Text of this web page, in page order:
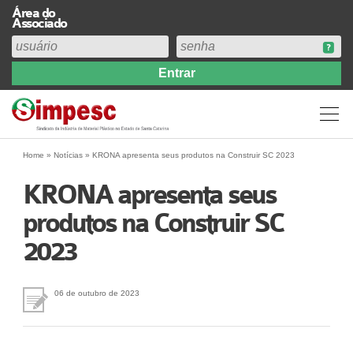
Área do
Associado
Institucional
Perfil
Diretoria
Abrangência
Contribuição Sindical 2026
Acervo
Central de Comunicação
Links
Home » Notícias » KRONA apresenta seus produtos na Construir SC 2023
KRONA apresenta seus
produtos na Construir SC
2023
06 de outubro de 2023